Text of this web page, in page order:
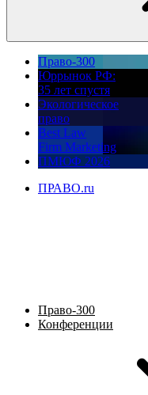
Право-300
Юррынок РФ:
35 лет спустя
Экологическое
право
Best Law
Firm Marketing
ПМЮФ 2026
ПРАВО.ru
Право-300
Конференции